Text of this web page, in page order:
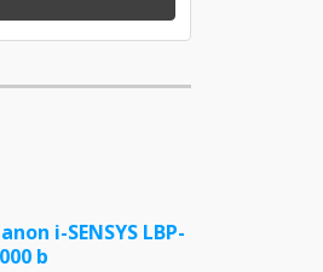
i-SENSYS LBP-
b